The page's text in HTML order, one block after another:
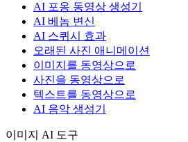
AI 포옹 동영상 생성기
AI 베놈 변신
AI 스퀴시 효과
오래된 사진 애니메이션
이미지를 동영상으로
사진을 동영상으로
텍스트를 동영상으로
AI 음악 생성기
이미지 AI 도구